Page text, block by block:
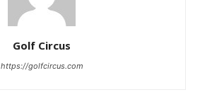
Golf Circus
https://golfcircus.com